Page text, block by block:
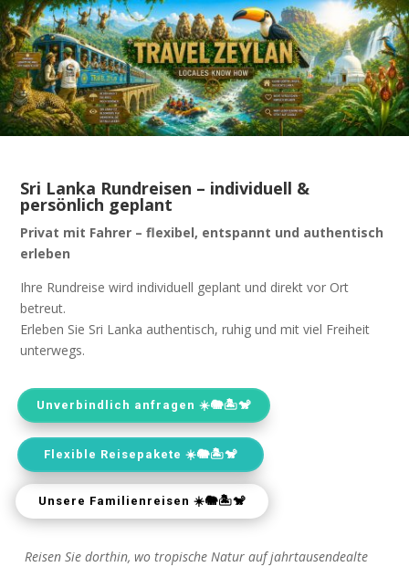
Sri Lanka Rundreisen – individuell &
persönlich geplant
Privat mit Fahrer – flexibel, entspannt und authentisch
erleben
Ihre Rundreise wird individuell geplant und direkt vor Ort
betreut.
Erleben Sie Sri Lanka authentisch, ruhig und mit viel Freiheit
unterwegs.
Unverbindlich anfragen ☀️🐘🏝️🐒
Flexible Reisepakete ☀️🐘🏝️🐒
Unsere Familienreisen ☀️🐘🏝️🐒
Reisen Sie dorthin, wo tropische Natur auf jahrtausendealte